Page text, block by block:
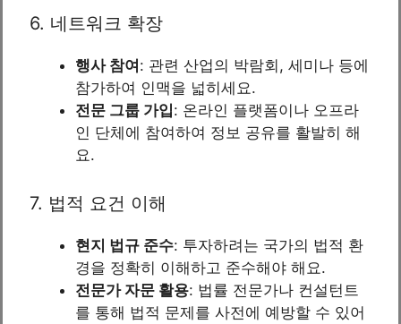
6. 네트워크 확장
행사 참여 : 관련 산업의 박람회, 세미나 등에
참가하여 인맥을 넓히세요.
전문 그룹 가입: 온라인 플랫폼이나 오프라
인 단체에 참여하여 정보 공유를 활발히 해
요.
7. 법적 요건 이해
현지 법규 준수: 투자하려는 국가의 법적 환
경을 정확히 이해하고 준수해야 해요.
전문가 자문 활용: 법률 전문가나 컨설턴트
를 통해 법적 문제를 사전에 예방할 수 있어